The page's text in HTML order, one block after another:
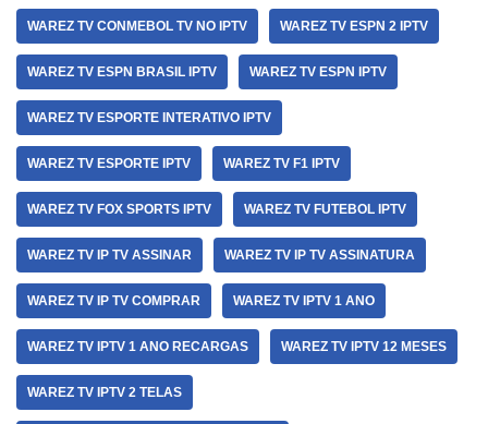
WAREZ TV CONMEBOL TV NO IPTV WAREZ TV ESPN 2 IPTV
WAREZ TV ESPN BRASIL IPTV WAREZ TV ESPN IPTV
WAREZ TV ESPORTE INTERATIVO IPTV
WAREZ TV ESPORTE IPTV WAREZ TV F1 IPTV
WAREZ TV FOX SPORTS IPTV WAREZ TV FUTEBOL IPTV
WAREZ TV IP TV ASSINAR WAREZ TV IP TV ASSINATURA
WAREZ TV IP TV COMPRAR WAREZ TV IPTV 1 ANO
WAREZ TV IPTV 1 ANO RECARGAS WAREZ TV IPTV 12 MESES
WAREZ TV IPTV 2 TELAS